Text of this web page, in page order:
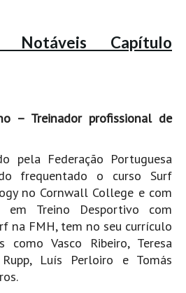
HD
- HD
Notáveis Capítulo
– Treinador profissional de
pela Federação Portuguesa
frequentado o curso Surf
no Cornwall College e com
em Treino Desportivo com
na FMH, tem no seu currículo
Vasco Ribeiro, Teresa
Luís Perloiro e Tomás